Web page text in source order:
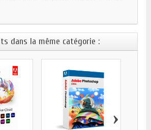
dans la même catégorie :
›